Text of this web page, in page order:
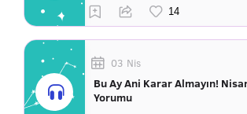
03 Nis
Bu Ay Ani Karar Almayın!
Yorumu